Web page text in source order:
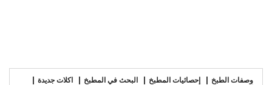
وصفات الطبخ إحصائيات المطبخ البحث في المطبخ
اكلات جديدة